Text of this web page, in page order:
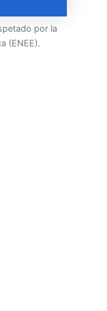
por la
(ENEE).